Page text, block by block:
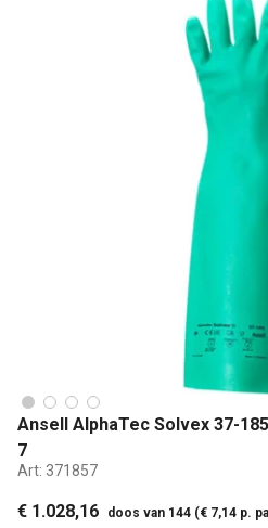
Ansell AlphaTec Solvex 37-
7
Art: 371857
€ 1.028,16 doos van 144 (€ 7,14 p.